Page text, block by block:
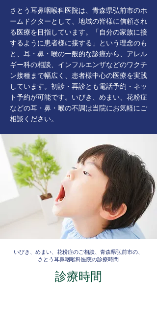
さとう耳鼻咽喉科医院は、青森県弘前市のホ
ームドクターとして、地域の皆様に信頼され
る医療を目指しています。「自分の家族に接
するように患者様に接する」という理念のも
と、耳・鼻・喉の一般的な診療から、アレル
ギー科の相談、インフルエンザなどのワクチ
ン接種まで幅広く、患者様中心の医療を実践
しています。初診・再診とも電話予約・ネッ
ト予約が可能です。いびき、めまい、花粉症
などの耳・鼻・喉の不調は当院にお気軽にご
相談ください。
いびき、めまい、花粉症のご相談、青森県弘前市の、
さとう耳鼻咽喉科医院の診療時間
診療時間